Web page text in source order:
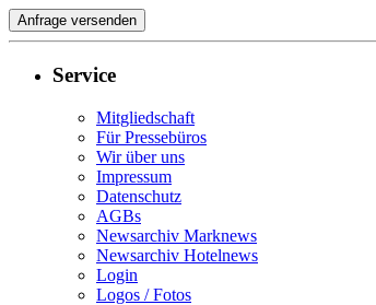
Service
Mitgliedschaft
Für Pressebüros
Wir über uns
Impressum
Datenschutz
AGBs
Newsarchiv Marknews
Newsarchiv Hotelnews
Login
Logos / Fotos